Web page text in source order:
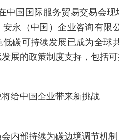
中国国际服务贸易交易会
永（中国）企业咨询有限
低碳可持续发展已成为全球
展的政策制度支持，包括
给中国企业带来新挑战
内部持续为碳边境调节机